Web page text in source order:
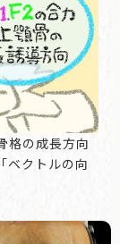
格の成長方向
ベクトルの向